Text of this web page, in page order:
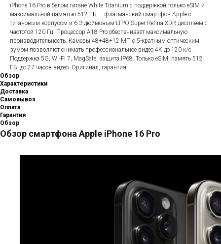
iPhone 16 Pro в белом титане White Titanium с поддержкой только eSIM и
максимальной памятью 512 ГБ — флагманский смартфон Apple с
титановым корпусом и 6.3-дюймовым LTPO Super Retina XDR дисплеем с
частотой 120 Гц. Процессор A18 Pro обеспечивает максимальную
производительность. Камеры 48+48+12 МП с 5-кратным оптическим
зумом позволяют снимать профессиональное видео 4K до 120 к/с.
Поддержка 5G, Wi‑Fi 7, MagSafe, защита IP68. Только eSIM, память 512
ГБ, до 27 часов видео. Оригинал, гарантия.
Обзор
Характеристики
Доставка
Самовывоз
Оплата
Гарантия
Обзор
Обзор смартфона Apple iPhone 16 Pro